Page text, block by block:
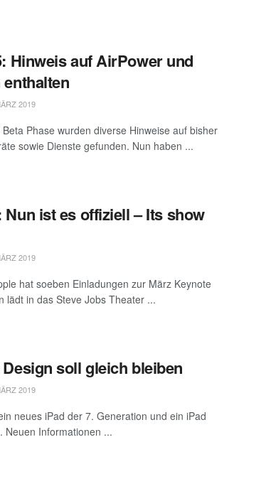
Hinweis auf AirPower und
2019
Phase wurden diverse Hinweise auf bisher
sowie Dienste gefunden. Nun haben ...
ist es offiziell – Its show
2019
hat soeben Einladungen zur März Keynote
lädt in das Steve Jobs Theater ...
soll gleich bleiben
2019
neues iPad der 7. Generation und ein iPad
Neuen Informationen ...